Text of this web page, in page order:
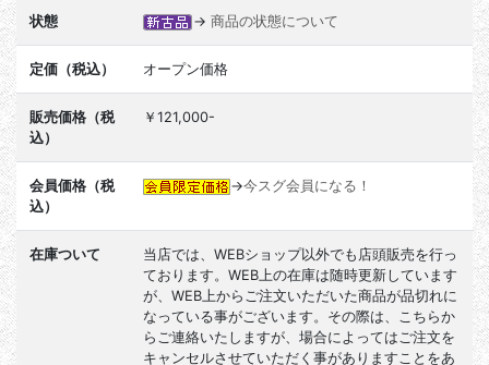
状態 → 商品の状態について
定価（税込） オープン価格
販売価格（税
込）
￥121,000-
会員価格（税
込）
→今スグ会員になる！
在庫ついて
当店では、WEBショップ以外でも店頭販売を行っ
ております。WEB上の在庫は随時更新しています
が、WEB上からご注文いただいた商品が品切れに
なっている事がございます。その際は、こちらか
らご連絡いたしますが、場合によってはご注文を
キャンセルさせていただく事がありますことをあ